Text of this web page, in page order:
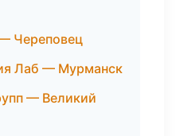
Череповец
Лаб — Мурманск
— Великий